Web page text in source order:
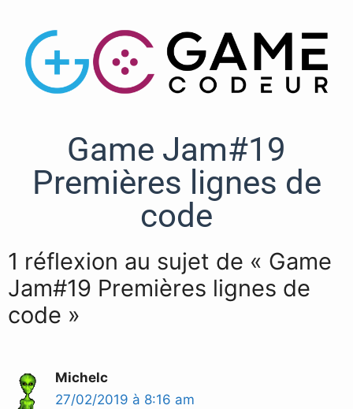
Game Jam#19
Premières lignes de
code
1 réflexion au sujet de « Game
Jam#19 Premières lignes de
code »
Michelc
27/02/2019 à 8:16 am